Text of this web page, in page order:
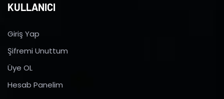
KULLANICI
Giriş Yap
Şifremi Unuttum
Üye OL
Hesab Panelim